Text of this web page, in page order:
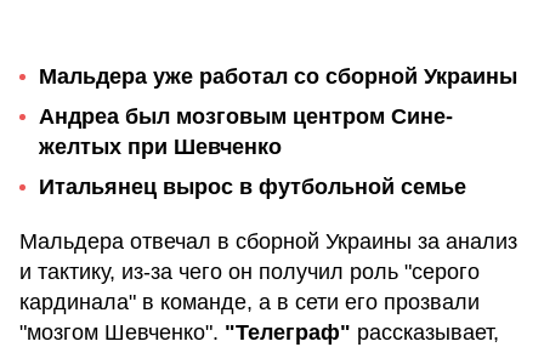
Мальдера уже работал со сборной Украины
Андреа был мозговым центром Сине-
желтых при Шевченко
Итальянец вырос в футбольной семье
Мальдера отвечал в сборной Украины за анализ
и тактику, из-за чего он получил роль "серого
кардинала" в команде, а в сети его прозвали
"мозгом Шевченко". "Телеграф" рассказывает,